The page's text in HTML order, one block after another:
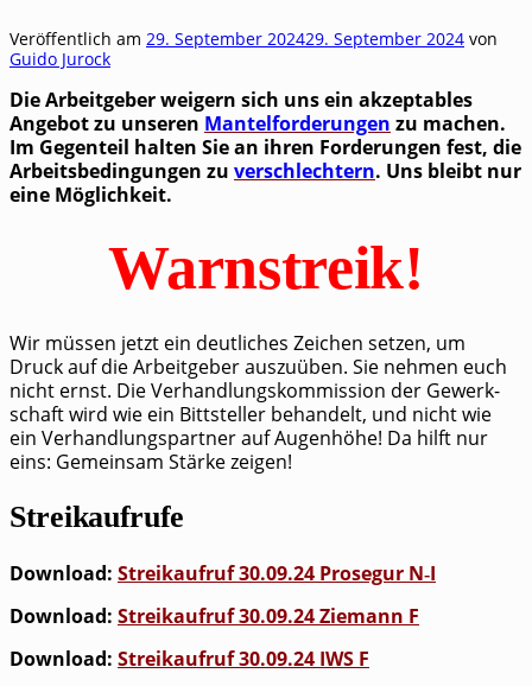
Veröffentlich am 29. September 202429. September 2024 von
Guido Jurock
Die Arbeit­ge­ber wei­gern sich uns ein akzep­ta­bles
Ange­bot zu unse­ren Man­tel­for­de­run­gen zu machen.
Im Gegen­teil hal­ten Sie an ihren For­de­run­gen fest, die
Arbeits­be­din­gun­gen zu ver­schlech­tern. Uns bleibt nur
eine Möglichkeit.
Warnstreik!
Wir müs­sen jetzt ein deut­li­ches Zei­chen set­zen, um
Druck auf die Arbeit­ge­ber aus­zu­üben. Sie neh­men euch
nicht ernst. Die Ver­hand­lungs­kom­mis­si­on der Gewerk­
schaft wird wie ein Bitt­stel­ler behan­delt, und nicht wie
ein Ver­hand­lungs­part­ner auf Augen­hö­he! Da hilft nur
eins: Gemein­sam Stär­ke zeigen!
Streikaufrufe
Down­load: Streik­auf­ruf 30.09.24 Pro­se­gur N‑I
Down­load: Streik­auf­ruf 30.09.24 Zie­mann F
Down­load: Streik­auf­ruf 30.09.24 IWS F